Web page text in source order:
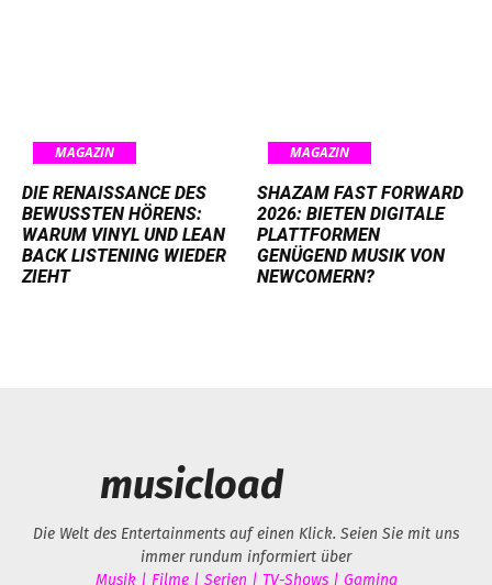
MAGAZIN
DIE RENAISSANCE DES
BEWUSSTEN HÖRENS:
WARUM VINYL UND LEAN
BACK LISTENING WIEDER
ZIEHT
MAGAZIN
SHAZAM FAST FORWARD
2026: BIETEN DIGITALE
PLATTFORMEN
GENÜGEND MUSIK VON
NEWCOMERN?
musicload
Die Welt des Entertainments auf einen Klick. Seien Sie mit uns
immer rundum informiert über
Musik | Filme | Serien | TV-Shows | Gaming